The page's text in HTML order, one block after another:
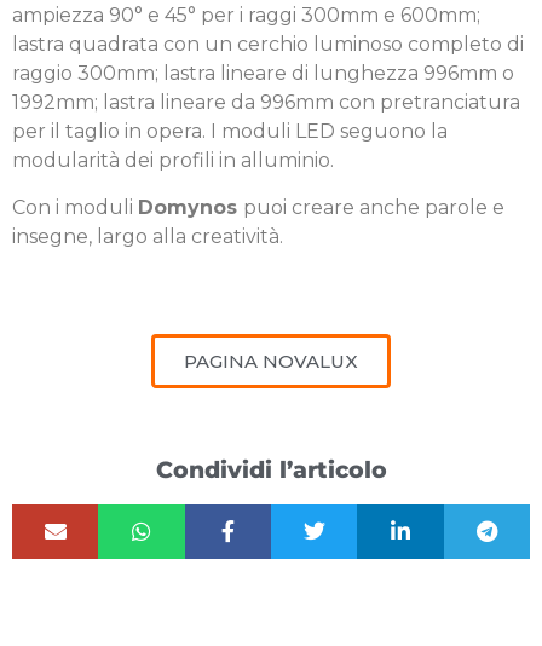
ampiezza 90° e 45° per i raggi 300mm e 600mm;
lastra quadrata con un cerchio luminoso completo di
raggio 300mm; lastra lineare di lunghezza 996mm o
1992mm; lastra lineare da 996mm con pretranciatura
per il taglio in opera. I moduli LED seguono la
modularità dei profili in alluminio.
Con i moduli Domynos puoi creare anche parole e
insegne, largo alla creatività.
PAGINA NOVALUX
Condividi l’articolo